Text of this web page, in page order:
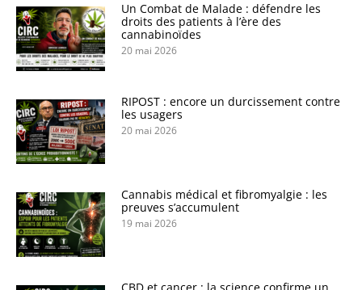
Un Combat de Malade : défendre les
droits des patients à l’ère des
cannabinoïdes
20 mai 2026
RIPOST : encore un durcissement contre
les usagers
20 mai 2026
Cannabis médical et fibromyalgie : les
preuves s’accumulent
19 mai 2026